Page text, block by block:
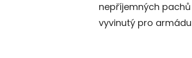
nepříjemných
vyvinutý pro